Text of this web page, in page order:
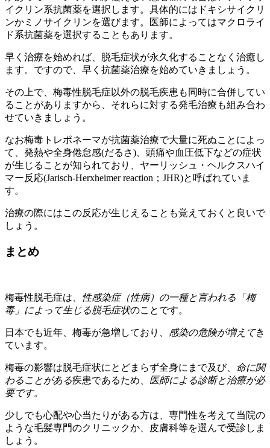
イクリン系抗菌薬を選択します。具体的にはドキシサイクリ
ンかミノサイクリンを選びます。医師によってはマクロライ
ド系抗菌薬を選択することもあります。
早く治療を始めれば、脱毛症状が永久化することなく治癒し
ます。ですので、早く抗菌薬治療を始めていきましょう。
その上で、梅毒性脱毛症以外の脱毛疾患も同時に合併してい
ることがありますから、それらに対する発毛治療も組み合わ
せていきましょう。
なお梅毒トレポネーマが抗菌薬治療で大量に死ぬことによっ
て、発熱や全身倦怠感(だるさ)、頭痛や血圧低下などの症状
が生じることが知られており、ヤーリッシュ・ヘルクスハイ
マー反応(Jarisch-Herxheimer reaction；JHR)と呼ばれていま
す。
治療の際にはこの反応が生じえることも覚えておくと良いで
しょう。
まとめ
梅毒性脱毛症は、 性感染症（性病）の一種と言われる「梅
毒」によって生じる脱毛症状のことです。
日本でも近年、梅毒が急増しており、 感染の危険が増えてき
ています。
梅毒の影響は脱毛症状にとどまらず全身にまで及び、
命に関
わることがある疾患であるため、 医師による診断と治療が必
要です。
少しでも心配や心当たりがある方は、専門性を考えて当院の
ような毛髪専門のクリニックか、皮膚科等を選んで受診しま
しょう。